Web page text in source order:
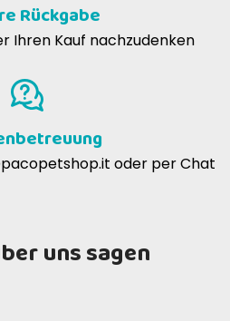
Rückgabe
Ihren Kauf nachzudenken
oder per Chat
uns sagen